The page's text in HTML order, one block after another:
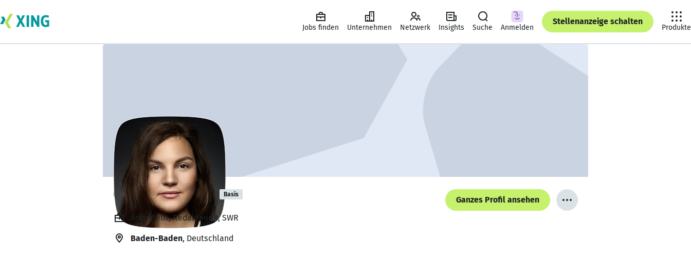
Jobs finden Unternehmen Netzwerk Insights Suche Anmelden
Stellenanzeige schalten
Produkte
Carmen Schmid Basis
Ganzes Profil ansehen
Angestellt, Redakteurin, SWR
Baden-Baden, Deutschland